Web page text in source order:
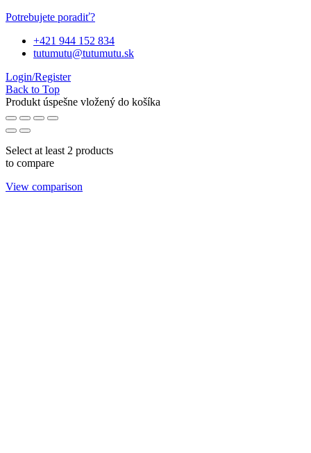
Potrebujete poradiť?
+421 944 152 834
tutumutu@tutumutu.sk
Login/Register
Back to Top
Produkt úspešne vložený do košíka
Select at least 2 products
to compare
View comparison